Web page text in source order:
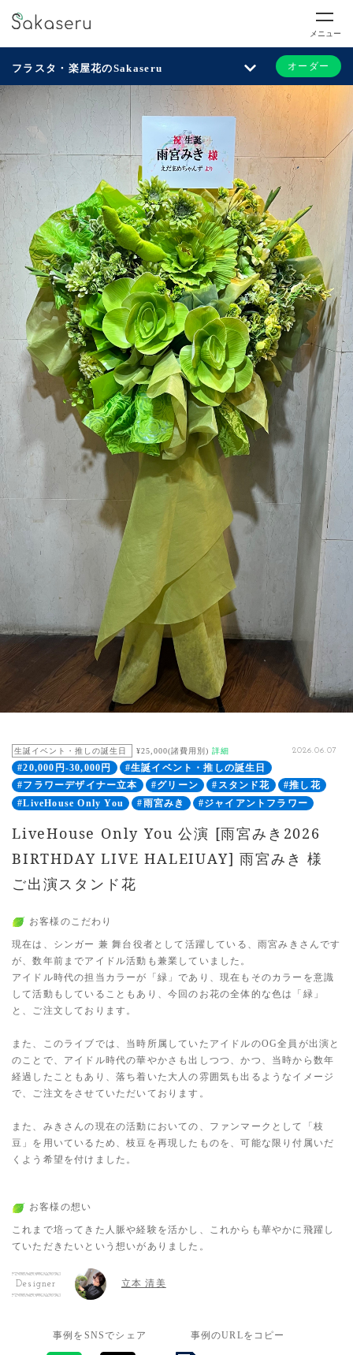
メニュー
フラスタ・楽屋花のSakaseru オーダー
生誕イベント・推しの誕生日 ¥25,000(諸費用別) 詳細 2026.06.07
#20,000円-30,000円
#生誕イベント・推しの誕生日
#フラワーデザイナー立本
#グリーン #スタンド花
#推し花
#LiveHouse Only You
#雨宮みき #ジャイアントフラワー
LiveHouse Only You 公演 [雨宮みき2026
BIRTHDAY LIVE HALEIUAY] 雨宮みき 様
ご出演スタンド花
お客様のこだわり
現在は、シンガー 兼 舞台役者として活躍している、雨宮みきさんです
が、数年前までアイドル活動も兼業していました。
アイドル時代の担当カラーが「緑」であり、現在もそのカラーを意識
して活動もしていることもあり、今回のお花の全体的な色は「緑」
と、ご注文しております。
また、このライブでは、当時所属していたアイドルのOG全員が出演と
のことで、アイドル時代の華やかさも出しつつ、かつ、当時から数年
経過したこともあり、落ち着いた大人の雰囲気も出るようなイメージ
で、ご注文をさせていただいております。
また、みきさんの現在の活動においての、ファンマークとして「枝
豆」を用いているため、枝豆を再現したものを、可能な限り付属いだ
くよう希望を付けました。
お客様の想い
これまで培ってきた人脈や経験を活かし、これからも華やかに飛躍し
ていただきたいという想いがありました。
Designer 立本 清美
事例をSNSでシェア 事例のURLをコピー